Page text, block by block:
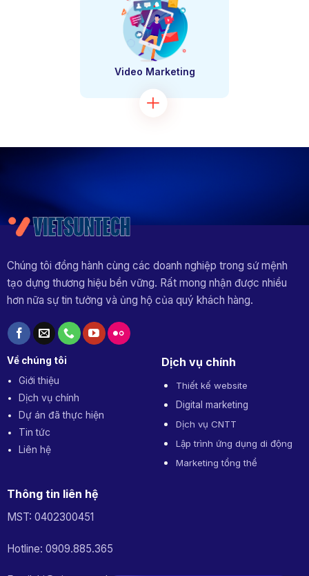
Video Marketing
Chúng tôi đồng hành cùng các doanh nghiệp trong sứ mệnh
tạo dựng thương hiệu bền vững. Rất mong nhận được nhiều
hơn nữa sự tin tưởng và ủng hộ của quý khách hàng.
Về chúng tôi
Giới thiệu
Dịch vụ chính
Dự án đã thực hiện
Tin tức
Liên hệ
Dịch vụ chính
Thiết kế website
Digital marketing
Dịch vụ CNTT
Lập trình ứng dụng di động
Marketing tổng thể
Thông tin liên hệ
MST: 0402300451
Hotline: 0909.885.365